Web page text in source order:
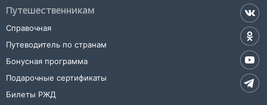
Путешественникам
Справочная
Путеводитель по странам
Бонусная программа
Подарочные сертификаты
Билеты РЖД